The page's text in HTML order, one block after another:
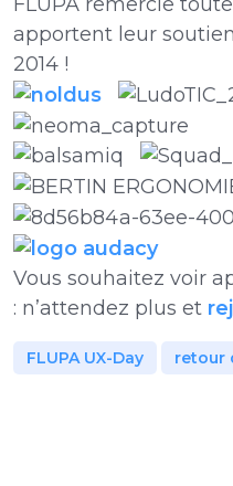
apportent leur
2014 !
Vous souhaitez voir
: n’attendez plus et
FLUPA UX-Day retour